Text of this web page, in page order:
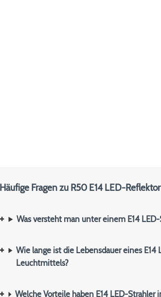
Häufige Fragen zu R50 E14 LED-
Was versteht man unter einem E14 LED-
Wie lange ist die Lebensdauer eines E14
Leuchtmittels?
Welche Vorteile haben E14 LED-Strahler